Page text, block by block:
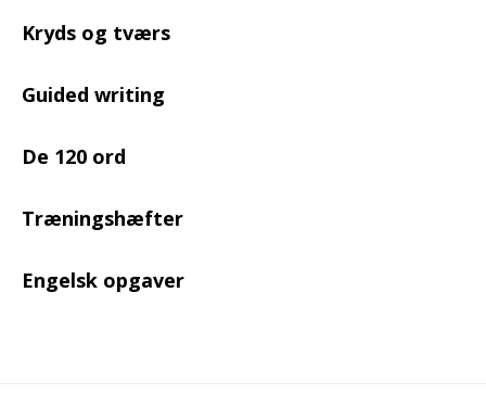
Kryds og tværs
Guided writing
De 120 ord
Træningshæfter
Engelsk opgaver